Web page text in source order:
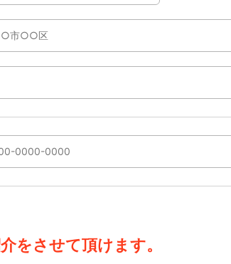
をさせて頂けます。